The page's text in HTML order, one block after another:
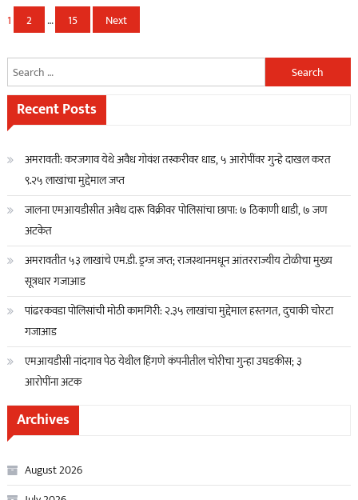
Posts
navigation
1 2 … 15 Next
Search
for:
Recent Posts
अमरावती: करजगाव येथे अवैध गोवंश तस्करीवर धाड, ५ आरोपींवर गुन्हे दाखल करत
९.२५ लाखांचा मुद्देमाल जप्त
जालना एमआयडीसीत अवैध दारू विक्रीवर पोलिसांचा छापा: ७ ठिकाणी धाडी, ७ जण
अटकेत
अमरावतीत ५३ लाखांचे एम.डी. ड्रग्ज जप्त; राजस्थानमधून आंतरराज्यीय टोळीचा मुख्य
सूत्रधार गजाआड
पांढरकवडा पोलिसांची मोठी कामगिरी: २.३५ लाखांचा मुद्देमाल हस्तगत, दुचाकी चोरटा
गजाआड
एमआयडीसी नांदगाव पेठ येथील हिंगणे कंपनीतील चोरीचा गुन्हा उघडकीस; ३
आरोपींना अटक
Archives
August 2026